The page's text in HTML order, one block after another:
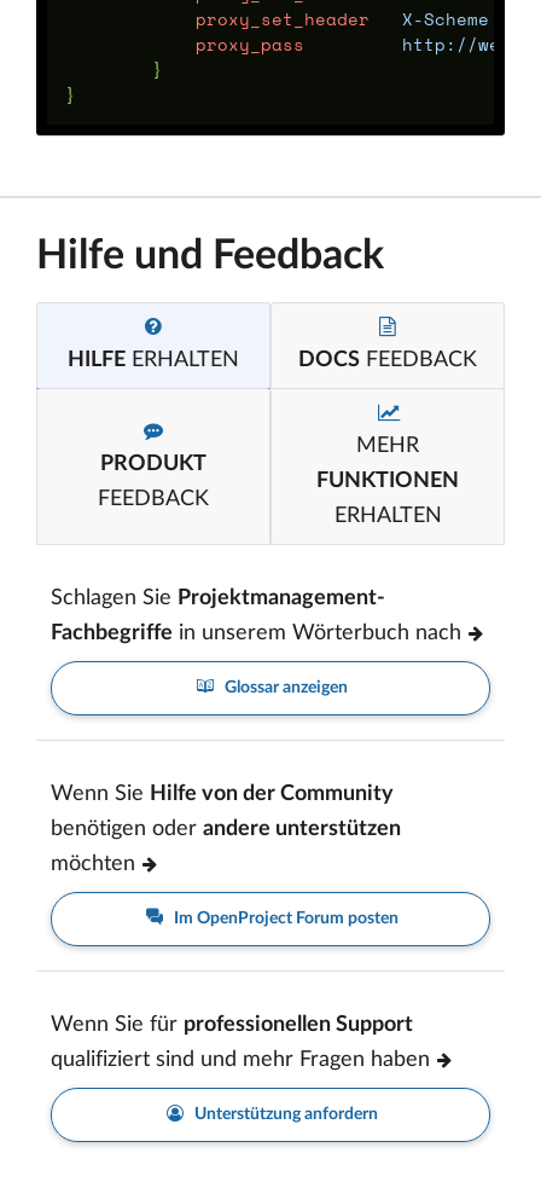
proxy_set_header
X-Scheme
proxy_pass
http://web/
}
}
Hilfe und Feedback
HILFE ERHALTEN DOCS FEEDBACK
PRODUKT
FEEDBACK
MEHR
FUNKTIONEN
ERHALTEN
Schlagen Sie Projektmanagement-
Fachbegriffe in unserem Wörterbuch nach
Glossar anzeigen
Wenn Sie Hilfe von der Community
benötigen oder andere unterstützen
möchten
Im OpenProject Forum posten
Wenn Sie für professionellen Support
qualifiziert sind und mehr Fragen haben
Unterstützung anfordern